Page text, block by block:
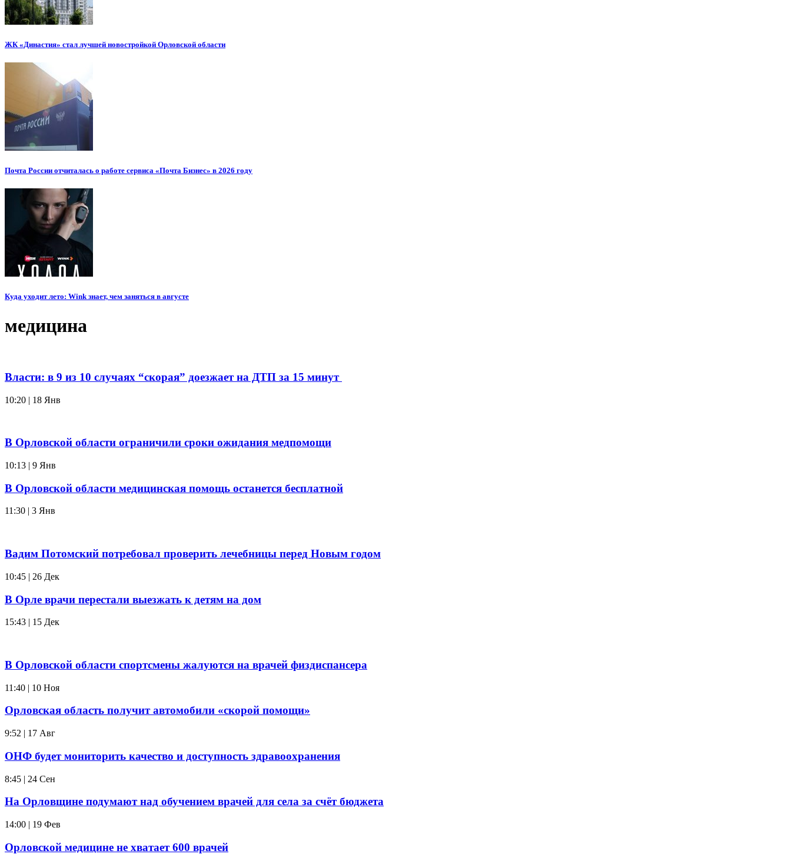
ЖК «Династия» стал лучшей новостройкой Орловской области
Почта России отчиталась о работе сервиса «Почта Бизнес» в 2026 году
Куда уходит лето: Wink знает, чем заняться в августе
медицина
Власти: в 9 из 10 случаях “скорая” доезжает на ДТП за 15 минут
10:20 | 18 Янв
В Орловской области ограничили сроки ожидания медпомощи
10:13 | 9 Янв
В Орловской области медицинская помощь останется бесплатной
11:30 | 3 Янв
Вадим Потомский потребовал проверить лечебницы перед Новым годом
10:45 | 26 Дек
В Орле врачи перестали выезжать к детям на дом
15:43 | 15 Дек
В Орловской области спортсмены жалуются на врачей физдиспансера
11:40 | 10 Ноя
Орловская область получит автомобили «скорой помощи»
9:52 | 17 Авг
ОНФ будет мониторить качество и доступность здравоохранения
8:45 | 24 Сен
На Орловщине подумают над обучением врачей для села за счёт бюджета
14:00 | 19 Фев
Орловской медицине не хватает 600 врачей